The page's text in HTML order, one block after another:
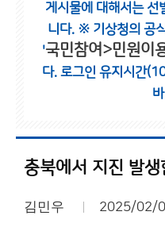
게시물에 대해서는 선
니다. ※ 기상청의 공
'국민참여>민원이
다. 로그인 유지시간
김민우 2025/02/